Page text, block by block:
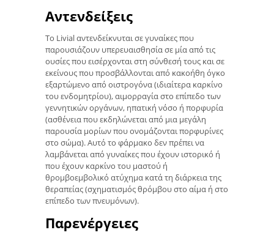
Αντενδείξεις
Το Livial αντενδείκνυται σε γυναίκες που
παρουσιάζουν υπερευαισθησία σε μία από τις
ουσίες που εισέρχονται στη σύνθεσή τους και σε
εκείνους που προσβάλλονται από κακοήθη όγκο
εξαρτώμενο από οιστρογόνα (ιδιαίτερα καρκίνο
του ενδομητρίου), αιμορραγία στο επίπεδο των
γεννητικών οργάνων, ηπατική νόσο ή πορφυρία
(ασθένεια που εκδηλώνεται από μια μεγάλη
παρουσία μορίων που ονομάζονται πορφυρίνες
στο σώμα). Αυτό το φάρμακο δεν πρέπει να
λαμβάνεται από γυναίκες που έχουν ιστορικό ή
που έχουν καρκίνο του μαστού ή
θρομβοεμβολικό ατύχημα κατά τη διάρκεια της
θεραπείας (σχηματισμός θρόμβου στο αίμα ή στο
επίπεδο των πνευμόνων).
Παρενέργειες